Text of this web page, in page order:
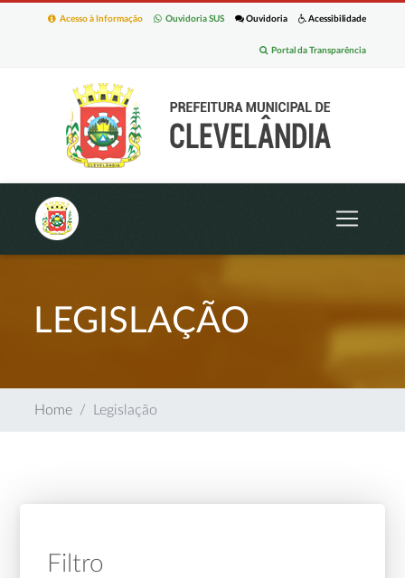
Acessibilidade
Ouvidoria
Ouvidoria SUS
Acesso à Informação
Portal da Transparência
LEGISLAÇÃO
Home Legislação
Filtro